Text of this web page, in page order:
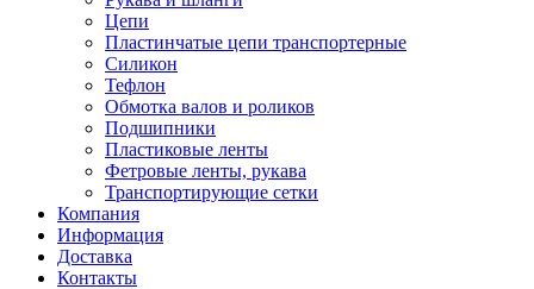
Цепи
Пластинчатые цепи транспортерные
Силикон
Тефлон
Обмотка валов и роликов
Подшипники
Пластиковые ленты
Фетровые ленты, рукава
Транспортирующие сетки
Компания
Информация
Доставка
Контакты